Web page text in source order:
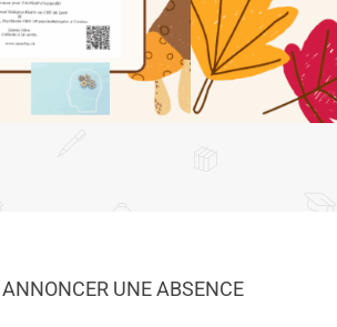
ANNONCER UNE ABSENCE